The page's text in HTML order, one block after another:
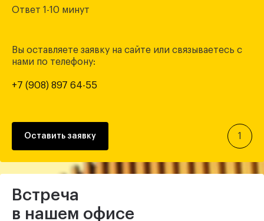
Ответ 1-10 минут
Вы оставляете заявку на сайте или связываетесь с
нами по телефону:
+7 (908) 897 64-55
Оставить заявку 1
Встреча
в нашем офисе